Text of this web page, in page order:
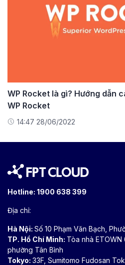
WP Rocket là gì? Hướng dẫn
WP Rocket
14:47 28/06/2022
Hotline: 1900 638 399
Địa chỉ:
Hà Nội: Số 10 Phạm Văn Bạch,
TP. Hồ Chí Minh: Tòa nhà ETOWN
phường Tân Bình
Tokyo: 33F, Sumitomo Fudosan